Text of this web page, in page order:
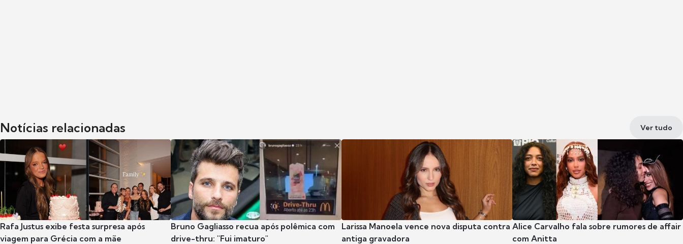
Notícias relacionadas Ver tudo
Rafa Justus exibe festa surpresa após
viagem para Grécia com a mãe
Bruno Gagliasso recua após polêmica com
drive-thru: "Fui imaturo"
Larissa Manoela vence nova disputa contra
antiga gravadora
Alice Carvalho fala sobre rumores de affair
com Anitta